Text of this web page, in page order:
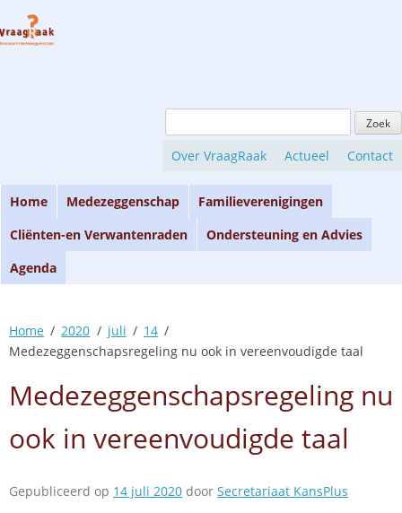
to
naar:
Over VraagRaak Actueel Contact
Home Medezeggenschap
Familieverenigingen
Cliënten-en Verwantenraden
Ondersteuning en Advies
Agenda
Home 2020 juli
14
Medezeggenschapsregeling nu ook in vereenvoudigde taal
Medezeggenschapsregeling nu
ook in vereenvoudigde taal
Gepubliceerd op 14 juli 2020 door Secretariaat KansPlus